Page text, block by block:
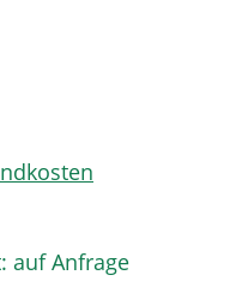
auf Anfrage